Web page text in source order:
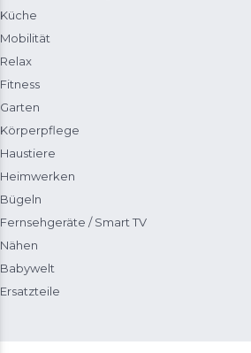
Küche
Mobilität
Relax
Fitness
Garten
Körperpflege
Haustiere
Heimwerken
Bügeln
Fernsehgeräte / Smart TV
Nähen
Babywelt
Ersatzteile